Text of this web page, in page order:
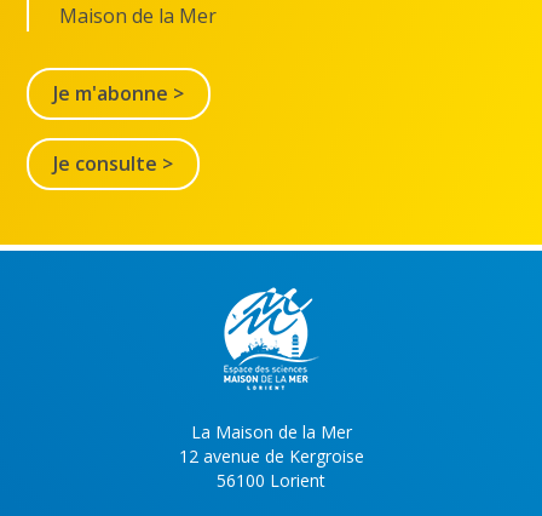
Maison de la Mer
Je m'abonne >
Je consulte >
La Maison de la Mer
12 avenue de Kergroise
56100 Lorient